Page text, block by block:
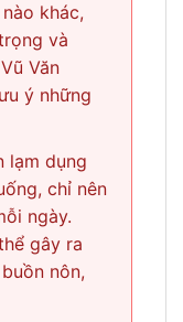
khác,
và
Văn
ý những
lạm dụng
chỉ nên
ngày.
gây ra
nôn,